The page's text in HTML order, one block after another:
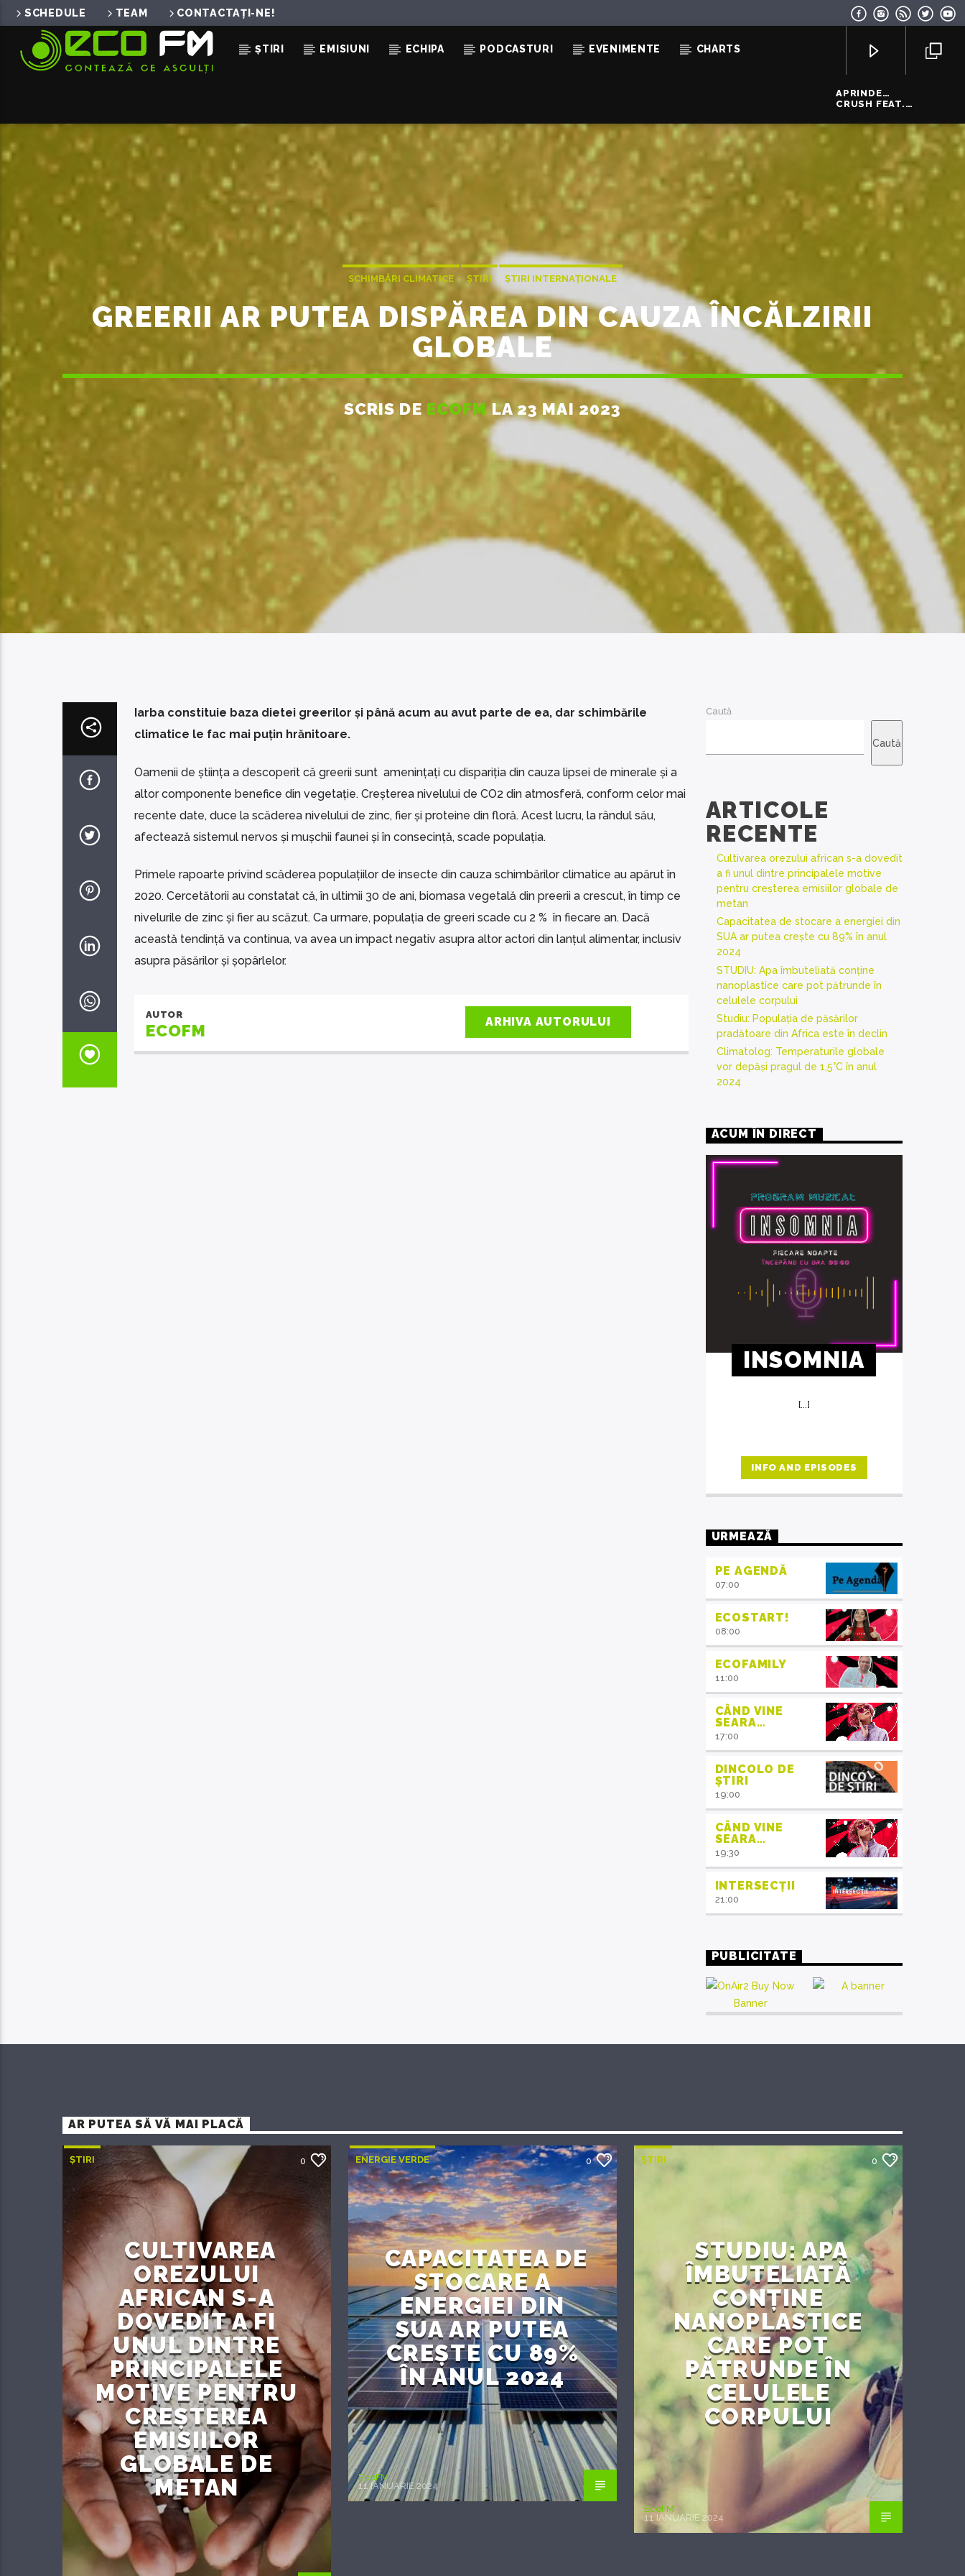
SCHEDULE TEAM CONTACTAȚI-NE!
ȘTIRI EMISIUNI ECHIPA PODCASTURI EVENIMENTE CHARTS
APRINDE
DRAGOSTEA
CRUSH FEAT.
UNGUREANU
ACUM ÎN DIRECT
APRINDE DRAGOSTEA
CRUSH FEAT. ALEXANDRA UNGUREANU
SCHIMBĂRI CLIMATICE ȘTIRI ȘTIRI INTERNAȚIONALE
GREERII AR PUTEA DISPĂREA DIN CAUZA ÎNCĂLZIRII
GLOBALE
SCRIS DE ECOFMLA 23 MAI 2023
Iarba constituie baza dietei greerilor și până acum au avut parte de ea, dar schimbările
climatice le fac mai puțin hrănitoare.
Oamenii de știința a descoperit că greerii sunt amenințați cu dispariția din cauza lipsei de minerale și a
altor componente benefice din vegetație. Creșterea nivelului de CO2 din atmosferă, conform celor mai
recente date, duce la scăderea nivelului de zinc, fier și proteine din floră. Acest lucru, la rândul său,
afectează sistemul nervos și mușchii faunei și în consecință, scade populația.
Primele rapoarte privind scăderea populațiilor de insecte din cauza schimbărilor climatice au apărut în
2020. Cercetătorii au constatat că, în ultimii 30 de ani, biomasa vegetală din preerii a crescut, în timp ce
nivelurile de zinc și fier au scăzut. Ca urmare, populația de greeri scade cu 2 % în fiecare an. Dacă
această tendință va continua, va avea un impact negativ asupra altor actori din lanțul alimentar, inclusiv
asupra păsărilor și șopârlelor.
AUTOR
ECOFM ARHIVA AUTORULUI
Caută
Caută
ARTICOLE
RECENTE
Cultivarea orezului african s-a dovedit
a fi unul dintre principalele motive
pentru creșterea emisiilor globale de
metan
Capacitatea de stocare a energiei din
SUA ar putea crește cu 89% în anul
2024
STUDIU: Apa îmbuteliată conține
nanoplastice care pot pătrunde în
celulele corpului
Studiu: Populația de păsărilor
pradătoare din Africa este în declin
Climatolog: Temperaturile globale
vor depăși pragul de 1,5°C în anul
2024
ACUM ÎN DIRECT
INSOMNIA
[...]
INFO AND EPISODES
URMEAZĂ
PE AGENDĂ
07:00
ECOSTART!
08:00
ECOFAMILY
11:00
CÂND VINE
SEARA…
17:00
DINCOLO DE
ȘTIRI
19:00
CÂND VINE
SEARA…
19:30
INTERSECȚII
21:00
PUBLICITATE
AR PUTEA SĂ VĂ MAI PLACĂ
ȘTIRI 0
CULTIVAREA
OREZULUI
AFRICAN S-A
DOVEDIT A FI
UNUL DINTRE
PRINCIPALELE
MOTIVE PENTRU
CREȘTEREA
EMISIILOR
GLOBALE DE
METAN
ENERGIE VERDE 0
CAPACITATEA DE
STOCARE A
ENERGIEI DIN
SUA AR PUTEA
CREȘTE CU 89%
ÎN ANUL 2024
EcoFM
11 IANUARIE 2024
ȘTIRI 0
STUDIU: APA
ÎMBUTELIATĂ
CONȚINE
NANOPLASTICE
CARE POT
PĂTRUNDE ÎN
CELULELE
CORPULUI
EcoFM
11 IANUARIE 2024